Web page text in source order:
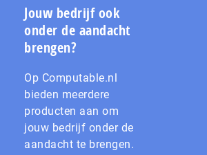
Jouw bedrijf ook
onder de aandacht
brengen?
Op Computable.nl
bieden meerdere
producten aan om
jouw bedrijf onder de
aandacht te brengen.